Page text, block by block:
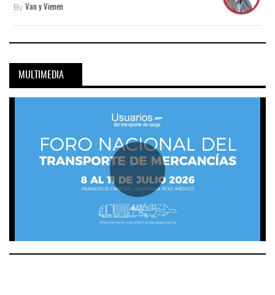
By Van y Vienen
MULTIMEDIA